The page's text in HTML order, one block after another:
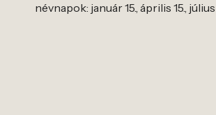
névnapok: január 15., április 15.,